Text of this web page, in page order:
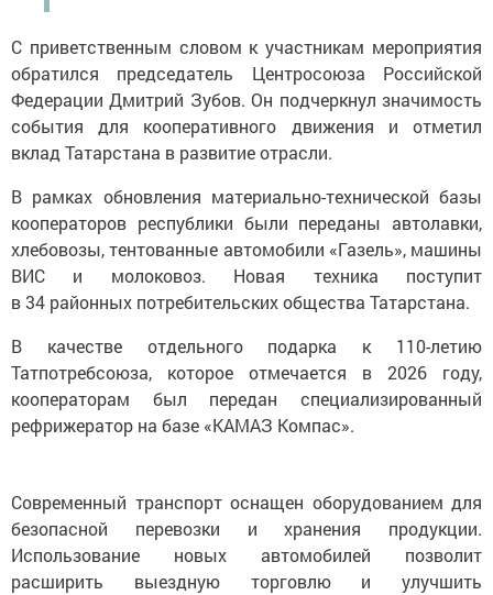
С приветственным словом к участникам мероприятия
обратился председатель Центросоюза Российской
Федерации Дмитрий Зубов. Он подчеркнул значимость
события для кооперативного движения и отметил
вклад Татарстана в развитие отрасли.
В рамках обновления материально-технической базы
кооператоров республики были переданы автолавки,
хлебовозы, тентованные автомобили «Газель», машины
ВИС и молоковоз. Новая техника поступит
в 34 районных потребительских общества Татарстана.
В качестве отдельного подарка к 110-летию
Татпотребсоюза, которое отмечается в 2026 году,
кооператорам был передан специализированный
рефрижератор на базе «КАМАЗ Компас».
Современный транспорт оснащен оборудованием для
безопасной перевозки и хранения продукции.
Использование новых автомобилей позволит
расширить выездную торговлю и улучшить